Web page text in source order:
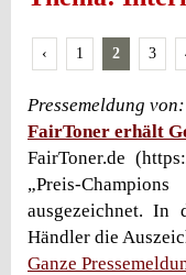
‹ 1 2 3
Pressemeldung
FairToner erhält
FairToner.de
„Preis-
ausgezeichnet. In
Händler die
Ganze